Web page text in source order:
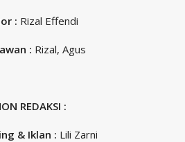
: Rizal Effendi
: Rizal, Agus
REDAKSI :
& Iklan : Lili Zarni